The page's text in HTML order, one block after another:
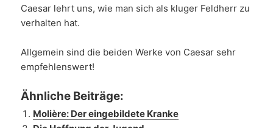
Caesar lehrt uns, wie man sich als kluger Feldherr zu
verhalten hat.
Allgemein sind die beiden Werke von Caesar sehr
empfehlenswert!
Ähnliche Beiträge:
Molière: Der eingebildete Kranke